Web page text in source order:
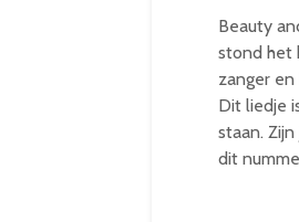
Beauty
stond het
zanger
Dit liedje
staan.
dit